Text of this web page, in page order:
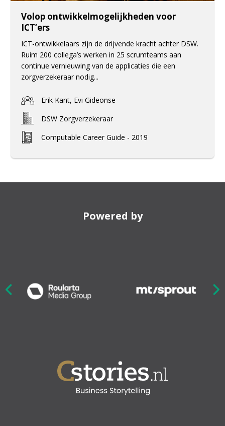
Volop ontwikkelmogelijkheden voor
ICT’ers
ICT-ontwikkelaars zijn de drijvende kracht achter DSW.
Ruim 200 collega’s werken in 25 scrumteams aan
continue vernieuwing van de applicaties die een
zorgverzekeraar nodig...
Erik Kant, Evi Gideonse
DSW Zorgverzekeraar
Computable Career Guide - 2019
Powered by